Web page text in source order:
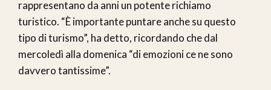
rappresentano da anni un potente richiamo
turistico. “È importante puntare anche su questo
tipo di turismo”, ha detto, ricordando che dal
mercoledì alla domenica “di emozioni ce ne sono
davvero tantissime”.